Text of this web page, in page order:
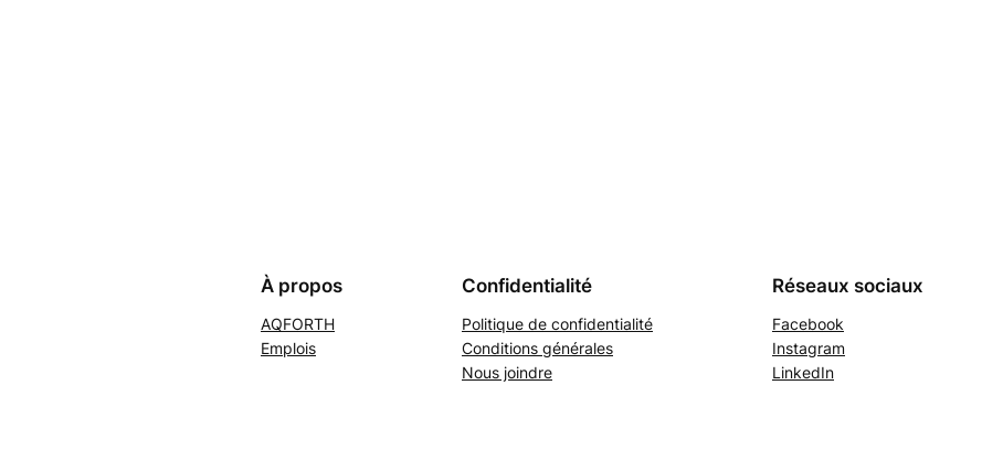
À propos
AQFORTH
Emplois
Confidentialité
Politique de confidentialité
Conditions générales
Nous joindre
Réseaux sociaux
Facebook
Instagram
LinkedIn